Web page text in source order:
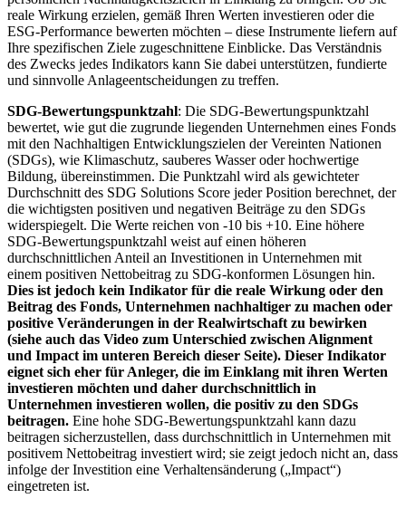
reale Wirkung erzielen, gemäß Ihren Werten investieren oder die
ESG-Performance bewerten möchten – diese Instrumente liefern auf
Ihre spezifischen Ziele zugeschnittene Einblicke. Das Verständnis
des Zwecks jedes Indikators kann Sie dabei unterstützen, fundierte
und sinnvolle Anlageentscheidungen zu treffen.
SDG-Bewertungspunktzahl: Die SDG-Bewertungspunktzahl
bewertet, wie gut die zugrunde liegenden Unternehmen eines Fonds
mit den Nachhaltigen Entwicklungszielen der Vereinten Nationen
(SDGs), wie Klimaschutz, sauberes Wasser oder hochwertige
Bildung, übereinstimmen. Die Punktzahl wird als gewichteter
Durchschnitt des SDG Solutions Score jeder Position berechnet, der
die wichtigsten positiven und negativen Beiträge zu den SDGs
widerspiegelt. Die Werte reichen von -10 bis +10. Eine höhere
SDG-Bewertungspunktzahl weist auf einen höheren
durchschnittlichen Anteil an Investitionen in Unternehmen mit
einem positiven Nettobeitrag zu SDG-konformen Lösungen hin.
Dies ist jedoch kein Indikator für die reale Wirkung oder den
Beitrag des Fonds, Unternehmen nachhaltiger zu machen oder
positive Veränderungen in der Realwirtschaft zu bewirken
(siehe auch das Video zum Unterschied zwischen Alignment
und Impact im unteren Bereich dieser Seite). Dieser Indikator
eignet sich eher für Anleger, die im Einklang mit ihren Werten
investieren möchten und daher durchschnittlich in
Unternehmen investieren wollen, die positiv zu den SDGs
beitragen. Eine hohe SDG-Bewertungspunktzahl kann dazu
beitragen sicherzustellen, dass durchschnittlich in Unternehmen mit
positivem Nettobeitrag investiert wird; sie zeigt jedoch nicht an, dass
infolge der Investition eine Verhaltensänderung („Impact“)
eingetreten ist.